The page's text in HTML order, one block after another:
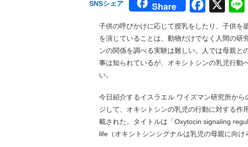
SNSシェア Share
子供の呼びかけに応じて授乳をしたり、子供を
を演じていることは、動物だけでなく人間の研
ンの関係を調べる実験は難しい。人では母親と
事は知られているが、オキシトシンの乳児行動
い。
今日紹介するイスラエル ワイズマン研究所か
ジして、オキシトシンの乳児の行動に対する
載された。タイトルは「Oxytocin signaling
life（オキシトシンシグナルは乳児の母親に向け